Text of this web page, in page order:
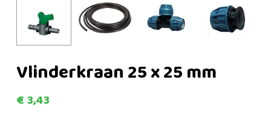
Vlinderkraan 25 x 25 mm
€3,43